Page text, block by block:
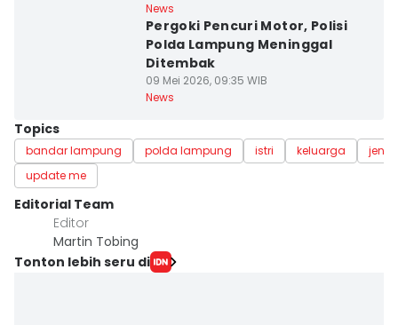
News
Pergoki Pencuri Motor, Polisi
Polda Lampung Meninggal
Ditembak
09 Mei 2026, 09:35 WIB
News
Topics
bandar lampung polda lampung istri keluarga
update me
Editorial Team
Editor
Martin Tobing
Tonton lebih seru di